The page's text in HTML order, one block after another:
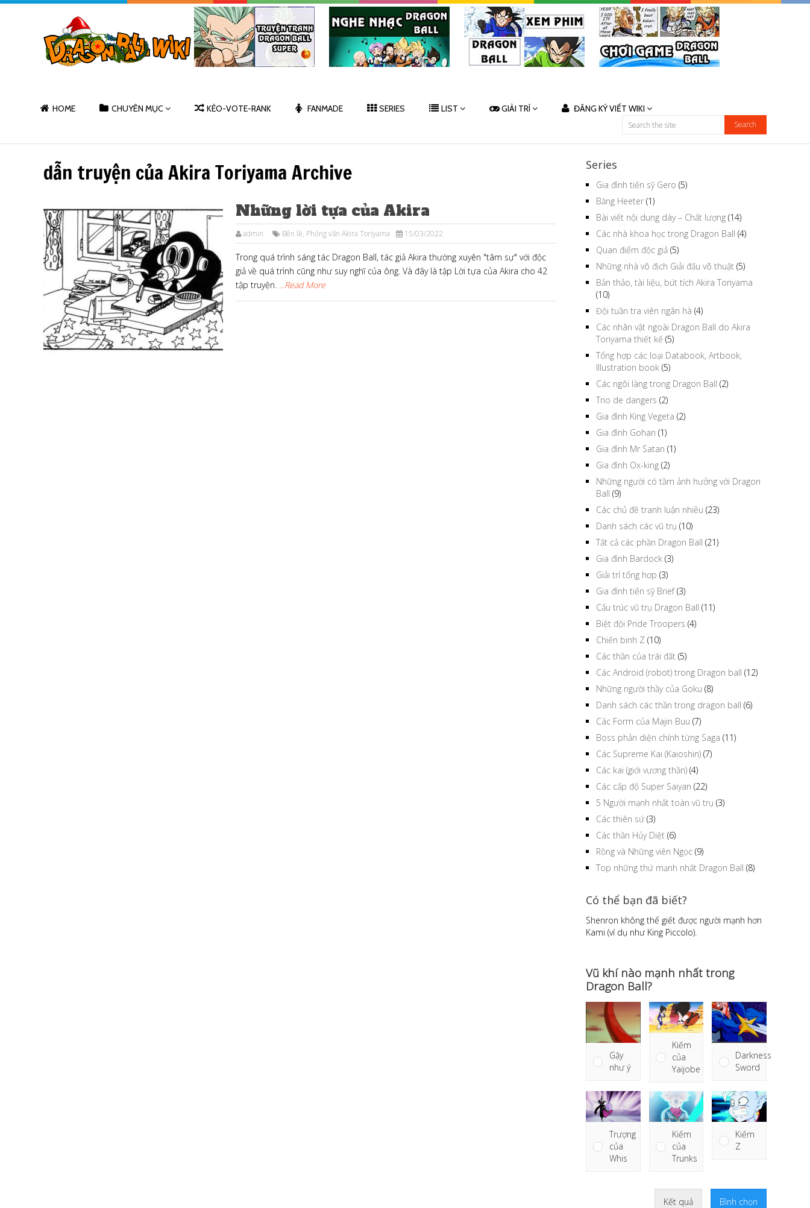
HOME CHUYÊN MỤC KÈO-VOTE-RANK FANMADE SERIES LIST GIẢI TRÍ ĐĂNG KÝ VIẾT WIKI
dẫn truyện của Akira Toriyama Archive
Những lời tựa của Akira
admin Bên lề, Phỏng vấn Akira Toriyama 15/03/2022
Trong quá trình sáng tác Dragon Ball, tác giả Akira thường xuyên "tâm sự" với độc
giả về quá trình cũng như suy nghĩ của ông. Và đây là tập Lời tựa của Akira cho 42
tập truyện. ...Read More
Series
Gia đình tiến sỹ Gero (5)
Băng Heeter (1)
Bài viết nội dung dày – Chất lượng (14)
Các nhà khoa học trong Dragon Ball (4)
Quan điểm độc giả (5)
Những nhà vô địch Giải đấu võ thuật (5)
Bản thảo, tài liệu, bút tích Akira Toriyama
(10)
Đội tuần tra viên ngân hà (4)
Các nhân vật ngoài Dragon Ball do Akira
Toriyama thiết kế (5)
Tổng hợp các loại Databook, Artbook,
Illustration book (5)
Các ngôi làng trong Dragon Ball (2)
Trio de dangers (2)
Gia đình King Vegeta (2)
Gia đình Gohan (1)
Gia đình Mr Satan (1)
Gia đình Ox-king (2)
Những người có tầm ảnh hưởng với Dragon
Ball (9)
Các chủ đề tranh luận nhiều (23)
Danh sách các vũ trụ (10)
Tất cả các phần Dragon Ball (21)
Gia đình Bardock (3)
Giải trí tổng hợp (3)
Gia đình tiến sỹ Brief(3)
Cấu trúc vũ trụ Dragon Ball (11)
Biệt đội Pride Troopers (4)
Chiến binh Z (10)
Các thần của trái đất (5)
Các Android (robot) trong Dragon ball (12)
Những người thầy của Goku (8)
Danh sách các thần trong dragon ball (6)
Các Form của Majin Buu (7)
Boss phản diện chính từng Saga (11)
Các Supreme Kai (Kaioshin) (7)
Các kai (giới vương thần) (4)
Các cấp độ Super Saiyan (22)
5 Người mạnh nhất toàn vũ trụ (3)
Các thiên sứ (3)
Các thần Hủy Diệt (6)
Rồng và Những viên Ngọc (9)
Top những thứ mạnh nhất Dragon Ball (8)
Có thể bạn đã biết?
Shenron không thể giết được người mạnh hơn
Kami (ví dụ như King Piccolo).
Vũ khí nào mạnh nhất trong
Dragon Ball?
Gậy
như ý
Kiếm
của
Yaijobe
Darkness
Sword
Trượng
của
Whis
Kiếm
của
Trunks
Kiếm
Z
Kết quả Bình chọn